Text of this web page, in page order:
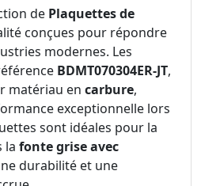
de Plaquettes de
conçues pour répondre
modernes. Les
BDMT070304ER-JT,
matériau en carbure,
exceptionnelle lors
sont idéales pour la
la fonte grise avec
durabilité et une